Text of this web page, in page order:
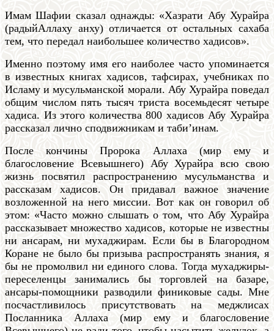
Имам Шафии сказал однажды: «Хазрати Абу Хурайра
(радыйАллаху анху) отличается от остальных сахаба
тем, что передал наибольшее количество хадисов».
Именно поэтому имя его наиболее часто упоминается
в известных книгах хадисов, тафсирах, учебниках по
Исламу и мусульманской морали. Абу Хурайра поведал
общим числом пять тысяч триста восемьдесят четыре
хадиса. Из этого количества 800 хадисов Абу Хурайра
рассказал лично сподвижникам и таби’инам.
После кончины Пророка Аллаха (мир ему и
благословение Всевышнего) Абу Хурайра всю свою
жизнь посвятил распространению мусульманства и
рассказам хадисов. Он придавал важное значение
возложенной на него миссии. Вот как он говорил об
этом: «Часто можно слышать о том, что Абу Хурайра
рассказывает множество хадисов, которые не известны
ни ансарам, ни мухаджирам. Если бы в Благородном
Коране не было бы призыва распространять знания, я
бы не промолвил ни единого слова. Тогда мухаджиры-
переселенцы занимались бы торговлей на базаре,
ансары-помощники разводили финиковые сады. Мне
посчастливилось присутствовать на меджлисах
Посланника Аллаха (мир ему и благословение